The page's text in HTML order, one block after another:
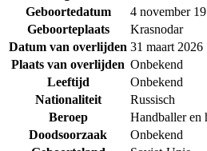
Geboortedatum
4 november
Geboorteplaats
Krasnodar
Datum van overlijden 31 maart 2026
Plaats van overlijden Onbekend
Leeftijd
Onbekend
Nationaliteit
Russisch
Beroep
Handballer en
Doodsoorzaak
Onbekend